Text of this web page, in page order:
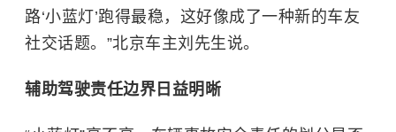
路‘小蓝灯’跑得最稳，这好像成了一种新的车友
社交话题。”北京车主刘先生说。
辅助驾驶责任边界日益明晰